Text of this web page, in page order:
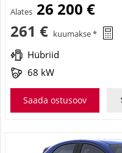
Alates 26 200 €
261 € kuumakse *
Hübriid
68 kW
Saada ostusoov